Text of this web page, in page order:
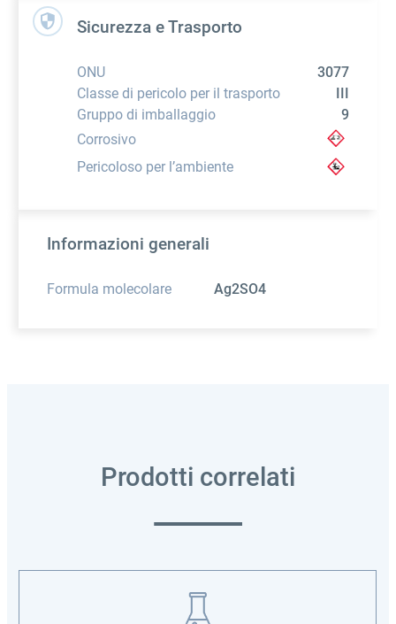
Sicurezza e Trasporto
ONU
3077
Classe di pericolo per il trasporto
III
Gruppo di imballaggio
9
Corrosivo
Pericoloso per l’ambiente
Informazioni generali
Formula molecolare Ag2SO4
Prodotti correlati